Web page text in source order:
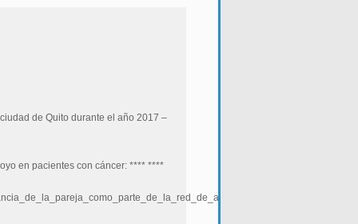
de Quito durante el año 2017 –
en pacientes con cáncer: **** ****